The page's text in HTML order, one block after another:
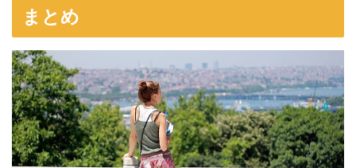
まとめ